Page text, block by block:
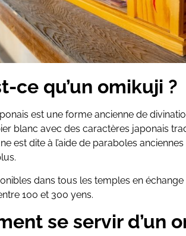
ce qu’un omikuji ?
est une forme ancienne de
blanc avec des caractères japonais
est dite à l’aide de paraboles
dans tous les temples en échange
100 et 300 yens.
se servir d’un